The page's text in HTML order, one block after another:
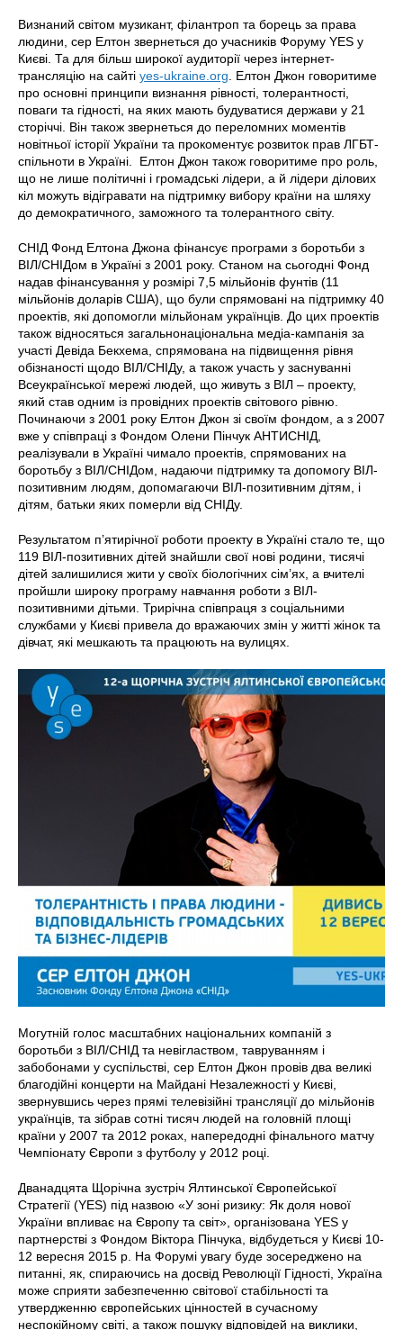
Визнаний світом музикант, філантроп та борець за права
людини, сер Елтон звернеться до учасників Форуму YES у
Києві. Та для більш широкої аудиторії через інтернет-
трансляцію на сайті yes-ukraine.org . Елтон Джон говоритиме
про основні принципи визнання рівності, толерантності,
поваги та гідності, на яких мають будуватися держави у 21
сторіччі. Він також звернеться до переломних моментів
новітньої історії України та прокоментує розвиток прав ЛГБТ-
спільноти в Україні. Елтон Джон також говоритиме про роль,
що не лише політичні і громадські лідери, а й лідери ділових
кіл можуть відігравати на підтримку вибору країни на шляху
до демократичного, заможного та толерантного світу.
СНІД Фонд Елтона Джона фінансує програми з боротьби з
ВІЛ/СНІДом в Україні з 2001 року. Станом на сьогодні Фонд
надав фінансування у розмірі 7,5 мільйонів фунтів (11
мільйонів доларів США), що були спрямовані на підтримку 40
проектів, які допомогли мільйонам українців. До цих проектів
також відносяться загальнонаціональна медіа-кампанія за
участі Девіда Бекхема, спрямована на підвищення рівня
обізнаності щодо ВІЛ/СНІДу, а також участь у заснуванні
Всеукраїнської мережі людей, що живуть з ВІЛ – проекту,
який став одним із провідних проектів світового рівню.
Починаючи з 2001 року Елтон Джон зі своїм фондом, а з 2007
вже у співпраці з Фондом Олени Пінчук АНТИСНІД,
реалізували в Україні чимало проектів, спрямованих на
боротьбу з ВІЛ/СНІДом, надаючи підтримку та допомогу ВІЛ-
позитивним людям, допомагаючи ВІЛ-позитивним дітям, і
дітям, батьки яких померли від СНІДу.
Результатом п’ятирічної роботи проекту в Україні стало те, що
119 ВІЛ-позитивних дітей знайшли свої нові родини, тисячі
дітей залишилися жити у своїх біологічних сім’ях, а вчителі
пройшли широку програму навчання роботи з ВІЛ-
позитивними дітьми. Трирічна співпраця з соціальними
службами у Києві привела до вражаючих змін у житті жінок та
дівчат, які мешкають та працюють на вулицях.
Могутній голос масштабних національних компаній з
боротьби з ВІЛ/СНІД та невіглаством, тавруванням і
забобонами у суспільстві, сер Елтон Джон провів два великі
благодійні концерти на Майдані Незалежності у Києві,
звернувшись через прямі телевізійні трансляції до мільйонів
українців, та зібрав сотні тисяч людей на головній площі
країни у 2007 та 2012 роках, напередодні фінального матчу
Чемпіонату Європи з футболу у 2012 році.
Дванадцята Щорічна зустріч Ялтинської Європейської
Стратегії (YES) під назвою «У зоні ризику: Як доля нової
України впливає на Європу та світ», організована YES у
партнерстві з Фондом Віктора Пінчука, відбудеться у Києві 10-
12 вересня 2015 р. На Форумі увагу буде зосереджено на
питанні, як, спираючись на досвід Революції Гідності, Україна
може сприяти забезпеченню світової стабільності та
утвердженню європейських цінностей в сучасному
неспокійному світі, а також пошуку відповідей на виклики,